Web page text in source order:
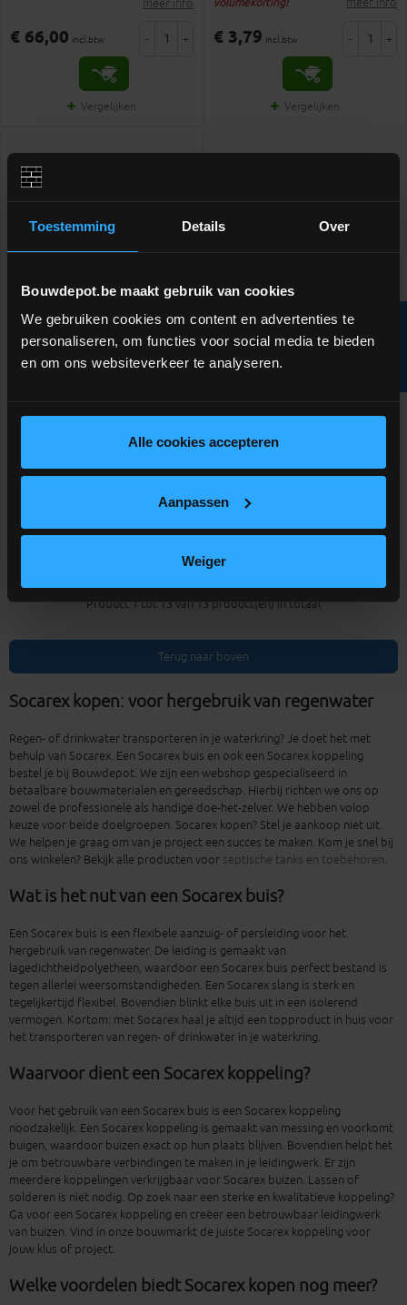
Toestemming Details Over
Bouwdepot.be maakt gebruik van cookies
We gebruiken cookies om content en advertenties te
personaliseren, om functies voor social media te bieden
en om ons websiteverkeer te analyseren.
Alle cookies accepteren
Aanpassen
Weiger
meer info
€ 66,00 incl.btw - +
Vergelijken
volumekorting!
€ 3,79 incl.btw - +
Vergelijken
Socarex LDPE darm BSR 5/4" -
per lopende meter
voor drinkwater
meer info
€ 7,86 - +
Product 1 tot 13 van 13 product(en) in totaal
Terug naar boven
Socarex kopen: voor hergebruik van regenwater
Regen- of drinkwater transporteren in je waterkring? Je doet het met
behulp van Socarex. Een Socarex buis en ook een Socarex koppeling
bestel je bij Bouwdepot. We zijn een webshop gespecialiseerd in
betaalbare bouwmaterialen en gereedschap. Hierbij richten we ons op
zowel de professionele als handige doe-het-zelver. We hebben volop
keuze voor beide doelgroepen. Socarex kopen? Stel je aankoop niet uit.
We helpen je graag om van je project een succes te maken. Kom je snel bij
ons winkelen? Bekijk alle producten voor septische tanks en toebehoren.
Wat is het nut van een Socarex buis?
Een Socarex buis is een flexibele aanzuig- of persleiding voor het
hergebruik van regenwater. De leiding is gemaakt van
lagedichtheidpolyetheen, waardoor een Socarex buis perfect bestand is
tegen allerlei weersomstandigheden. Een Socarex slang is sterk en
tegelijkertijd flexibel. Bovendien blinkt elke buis uit in een isolerend
vermogen. Kortom: met Socarex haal je altijd een topproduct in huis voor
het transporteren van regen- of drinkwater in je waterkring.
Waarvoor dient een Socarex koppeling?
Voor het gebruik van een Socarex buis is een Socarex koppeling
noodzakelijk. Een Socarex koppeling is gemaakt van messing en voorkomt
buigen, waardoor buizen exact op hun plaats blijven. Bovendien helpt het
je om betrouwbare verbindingen te maken in je leidingwerk. Er zijn
meerdere koppelingen verkrijgbaar voor Socarex buizen. Lassen of
solderen is niet nodig. Op zoek naar een sterke en kwalitatieve koppeling?
Ga voor een Socarex koppeling en creëer een betrouwbaar leidingwerk
van buizen. Vind in onze bouwmarkt de juiste Socarex koppeling voor
jouw klus of project.
Welke voordelen biedt Socarex kopen nog meer?